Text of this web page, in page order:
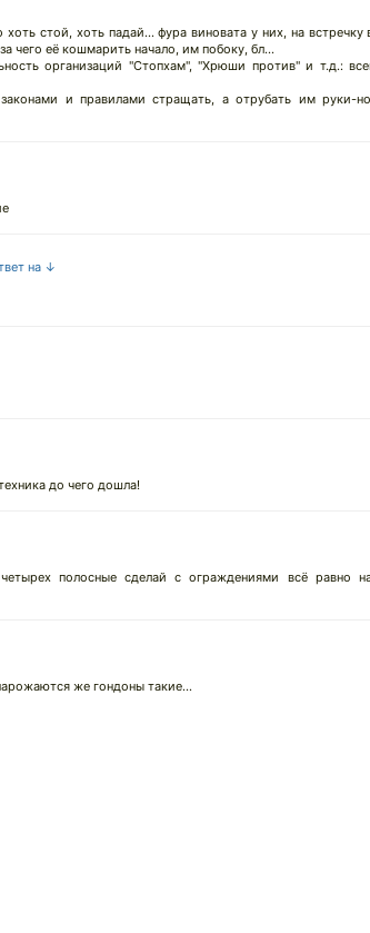
стой, хоть падай... фура виновата у них, на встречку
чего её кошмарить начало, им побоку, бл...
организаций "Стопхам", "Хрюши против" и т.д.:
и правилами стращать, а отрубать им руки-
на ↓
до чего дошла!
полосные сделай с ограждениями всё равно
же гондоны такие...